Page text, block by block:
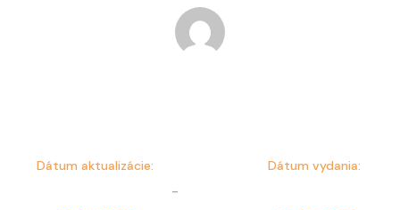
Dátum aktualizácie:
-
Dátum vydania: